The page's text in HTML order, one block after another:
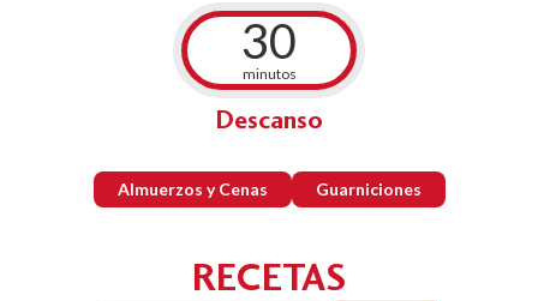
30
minutos
Descanso
Almuerzos y Cenas Guarniciones
RECETAS